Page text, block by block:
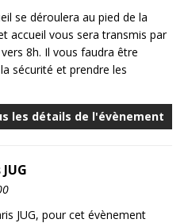
se déroulera au pied de la
accueil vous sera transmis par
8h. Il vous faudra être
sécurité et prendre les
les détails de l'évènement
JUG, pour cet évènement